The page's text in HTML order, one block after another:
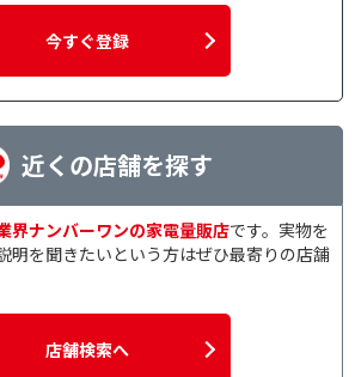
今すぐ登録
近くの店舗を探す
界ナンバーワンの家電量販店です。実物を
明を聞きたいという方はぜひ最寄りの店舗
店舗検索へ